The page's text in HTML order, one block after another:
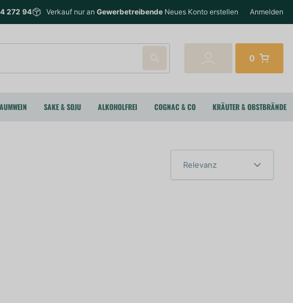
272 94 Verkauf nur an Gewerbetreibende Neues Konto erstellen Anmelden
0
SAKE & SOJU ALKOHOLFREI COGNAC & CO KRÄUTER & OBSTBRÄNDE